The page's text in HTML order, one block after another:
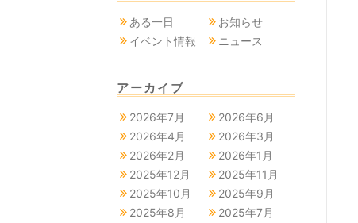
ある一日
お知らせ
イベント情報
ニュース
アーカイブ
2026年7月
2026年6月
2026年4月
2026年3月
2026年2月
2026年1月
2025年12月
2025年11月
2025年10月
2025年9月
2025年8月
2025年7月